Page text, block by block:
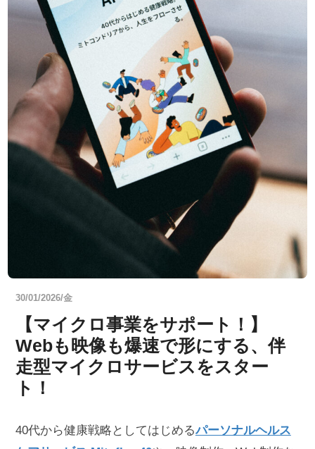
30/01/2026/金
【マイクロ事業をサポート！】
Webも映像も爆速で形にする、伴
走型マイクロサービスをスター
ト！
40代から健康戦略としてはじめるパーソナルヘルス